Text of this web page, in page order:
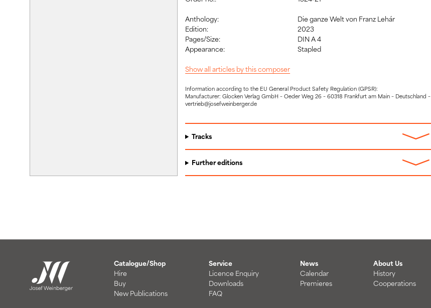
Anthology:
Die ganze Welt von Franz Lehár
Edition:
2023
Pages/Size:
DIN A 4
Appearance:
Stapled
Show all articles by this composer
Information according to the EU General Product Safety Regulation (GPSR):
Manufacturer: Glocken Verlag GmbH – Oeder Weg 26 – 60318 Frankfurt am Main – Deutschland –
vertrieb@josefweinberger.de
Tracks
Further editions
Catalogue/Shop
Hire
Buy
New Publications
Service
Licence Enquiry
Downloads
FAQ
News
Calendar
Premieres
About Us
History
Cooperations